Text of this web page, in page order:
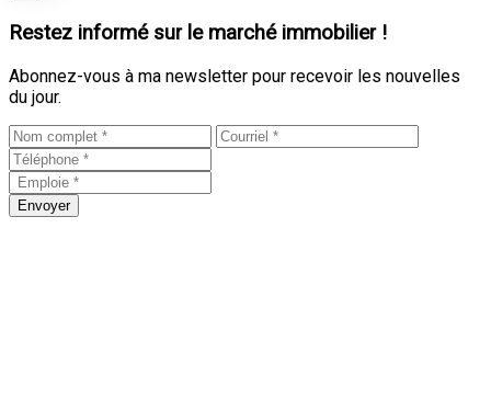
Restez informé sur le marché immobilier !
Abonnez-vous à ma newsletter pour recevoir les nouvelles
du jour.
Envoyer